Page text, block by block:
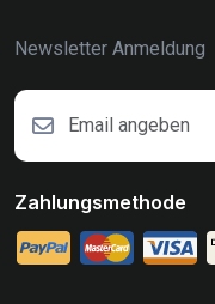
Newsletter Anmeldung
Zahlungsmethode